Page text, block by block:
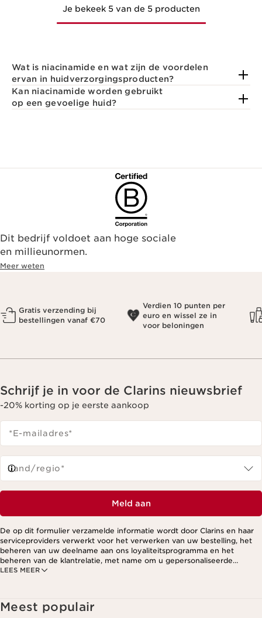
Je bekeek 5 van de 5 producten
Wat is niacinamide en wat zijn de voordelen
ervan in huidverzorgingsproducten?
Kan niacinamide worden gebruikt
op een gevoelige huid?
Dit bedrijf voldoet aan hoge sociale
en millieunormen.
Meer weten
Gratis verzending bij
bestellingen vanaf €70
Verdien 10 punten per
euro en wissel ze in
voor beloningen
Schrijf je in voor de Clarins nieuwsbrief
-20% korting op je eerste aankoop
*E-mailadres*
Land/regio*
Meld aan
LEES MEER
De op dit formulier verzamelde informatie wordt door Clarins en haar
serviceproviders verwerkt voor het verwerken van uw bestelling, het
beheren van uw deelname aan ons loyaliteitsprogramma en het
beheren van de klantrelatie, met name om u gepersonaliseerde
aanbiedingen te kunnen sturen op basis van uw eerdere aankopen en
Meest populair